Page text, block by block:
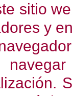
sitio
y